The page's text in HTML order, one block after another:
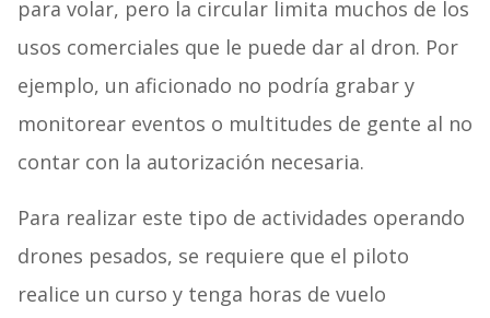
para volar, pero la circular limita muchos de los
usos comerciales que le puede dar al dron. Por
ejemplo, un aficionado no podría grabar y
monitorear eventos o multitudes de gente al no
contar con la autorización necesaria.
Para realizar este tipo de actividades operando
drones pesados, se requiere que el piloto
realice un curso y tenga horas de vuelo